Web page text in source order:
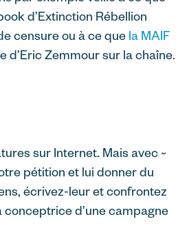
d’Extinction Rébellion
censure ou à ce que la MAIF
d’Eric Zemmour sur la chaîne.
sur Internet. Mais avec ~
pétition et lui donner du
écrivez-leur et confrontez
d’une campagne